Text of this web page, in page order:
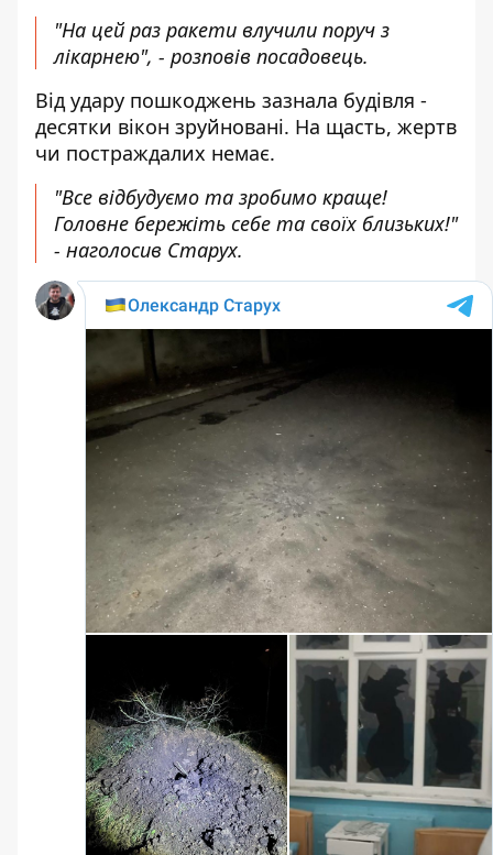
"На цей раз ракети влучили поруч з
лікарнею", - розповів посадовець.
Від удару пошкоджень зазнала будівля -
десятки вікон зруйновані. На щасть, жертв
чи постраждалих немає.
"Все відбудуємо та зробимо краще!
Головне бережіть себе та своїх близьких!"
- наголосив Старух.